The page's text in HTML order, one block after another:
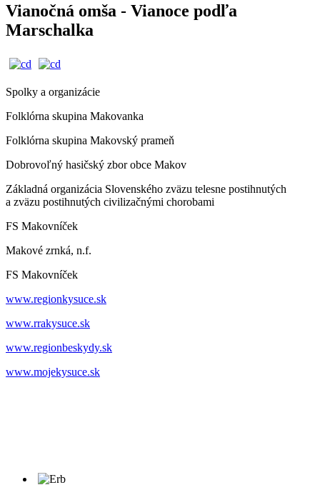
Vianočná omša - Vianoce podľa
Marschalka
Spolky a organizácie
Folklórna skupina Makovanka
Folklórna skupina Makovský prameň
Dobrovoľný hasičský zbor obce Makov
Základná organizácia Slovenského zväzu telesne postihnutých
a zväzu postihnutých civilizačnými chorobami
FS Makovníček
Makové zrnká, n.f.
FS Makovníček
www.regionkysuce.sk
www.rrakysuce.sk
www.regionbeskydy.sk
www.mojekysuce.sk